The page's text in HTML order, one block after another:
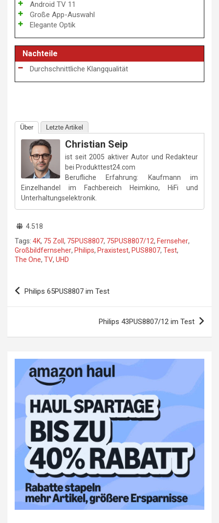
Android TV 11
Große App-Auswahl
Elegante Optik
Nachteile
Durchschnittliche Klangqualität
Über Letzte Artikel
Christian Seip
ist seit 2005 aktiver Autor und Redakteur
bei Produkttest24.com
Berufliche Erfahrung: Kaufmann im
Einzelhandel im Fachbereich Heimkino, HiFi und
Unterhaltungselektronik.
4.518
Tags: 4K, 75 Zoll , 75PUS8807, 75PUS8807/12, Fernseher,
Großbildfernseher, Philips, Praxistest, PUS8807, Test,
The One, TV, UHD
Beitragsnavigation
Philips 65PUS8807 im Test
Philips 43PUS8807/12 im Test